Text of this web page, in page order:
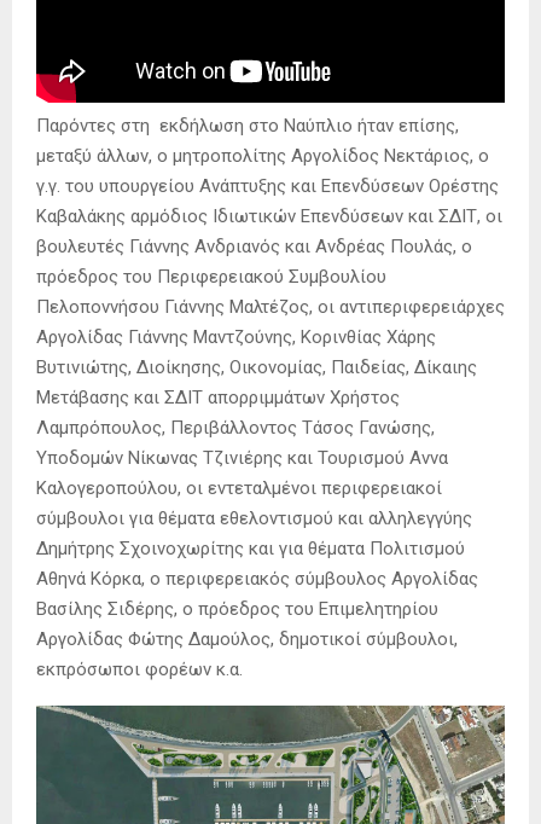
Παρόντες στη εκδήλωση στο Ναύπλιο ήταν επίσης,
μεταξύ άλλων, ο μητροπολίτης Αργολίδος Νεκτάριος, ο
γ.γ. του υπουργείου Ανάπτυξης και Επενδύσεων Ορέστης
Καβαλάκης αρμόδιος Ιδιωτικών Επενδύσεων και ΣΔΙΤ, οι
βουλευτές Γιάννης Ανδριανός και Ανδρέας Πουλάς, ο
πρόεδρος του Περιφερειακού Συμβουλίου
Πελοποννήσου Γιάννης Μαλτέζος, οι αντιπεριφερειάρχες
Αργολίδας Γιάννης Μαντζούνης, Κορινθίας Χάρης
Βυτινιώτης, Διοίκησης, Οικονομίας, Παιδείας, Δίκαιης
Μετάβασης και ΣΔΙΤ απορριμμάτων Χρήστος
Λαμπρόπουλος, Περιβάλλοντος Τάσος Γανώσης,
Υποδομών Νίκωνας Τζινιέρης και Τουρισμού Αννα
Καλογεροπούλου, οι εντεταλμένοι περιφερειακοί
σύμβουλοι για θέματα εθελοντισμού και αλληλεγγύης
Δημήτρης Σχοινοχωρίτης και για θέματα Πολιτισμού
Αθηνά Κόρκα, ο περιφερειακός σύμβουλος Αργολίδας
Βασίλης Σιδέρης, ο πρόεδρος του Επιμελητηρίου
Αργολίδας Φώτης Δαμούλος, δημοτικοί σύμβουλοι,
εκπρόσωποι φορέων κ.α.